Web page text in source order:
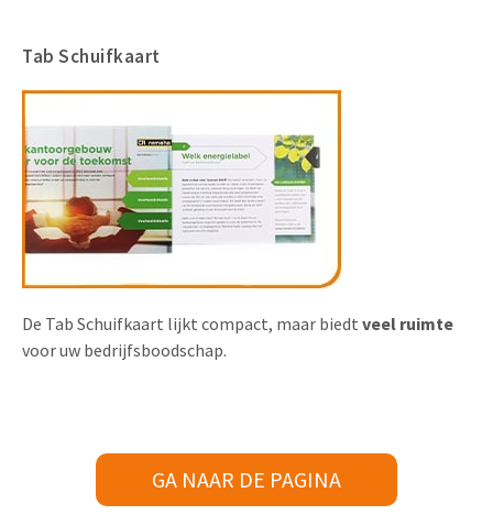
Tab Schuifkaart
De Tab Schuifkaart lijkt compact, maar biedt veel ruimte
voor uw bedrijfsboodschap.
GA NAAR DE PAGINA